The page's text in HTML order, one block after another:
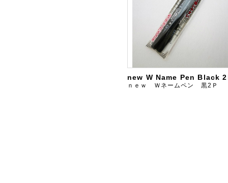
new W Name Pen Black
ｎｅｗ Ｗネームペン 黒2Ｐ